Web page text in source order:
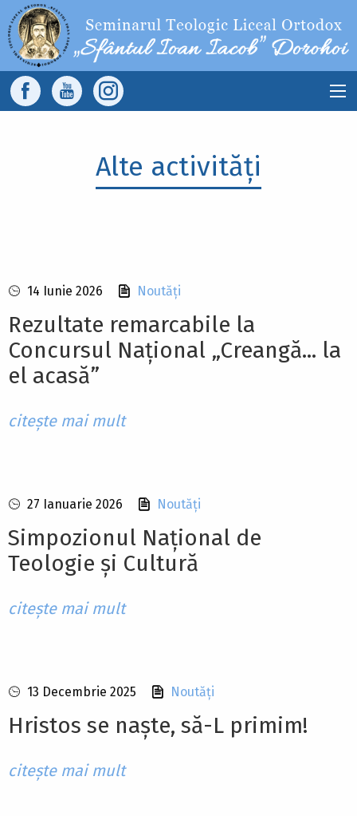
Sari la conținutul principal
Main
Alte activități
14 Iunie 2026 Noutăți
Rezultate remarcabile la
Concursul Național „Creangă... la
el acasă”
citește mai mult
27 Ianuarie 2026 Noutăți
Simpozionul Național de
Teologie și Cultură
citește mai mult
13 Decembrie 2025 Noutăți
Hristos se naște, să-L primim!
citește mai mult